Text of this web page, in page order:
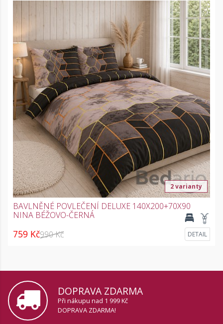
2 varianty
BAVLNĚNÉ POVLEČENÍ DELUXE 140X200+70X90
NINA BÉŽOVO-ČERNÁ
759 Kč990 Kč DETAIL
DOPRAVA ZDARMA
Při nákupu nad 1 999 Kč
DOPRAVA ZDARMA!